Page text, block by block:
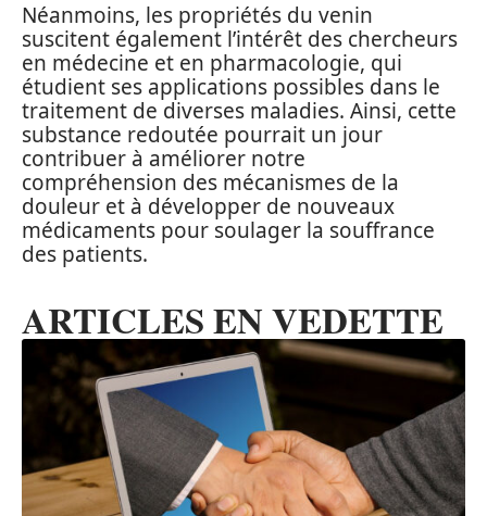
Néanmoins, les propriétés du venin
suscitent également l’intérêt des chercheurs
en médecine et en pharmacologie, qui
étudient ses applications possibles dans le
traitement de diverses maladies. Ainsi, cette
substance redoutée pourrait un jour
contribuer à améliorer notre
compréhension des mécanismes de la
douleur et à développer de nouveaux
médicaments pour soulager la souffrance
des patients.
ARTICLES EN VEDETTE